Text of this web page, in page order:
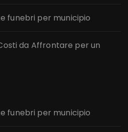
funebri per municipio
da Affrontare per un
funebri per municipio